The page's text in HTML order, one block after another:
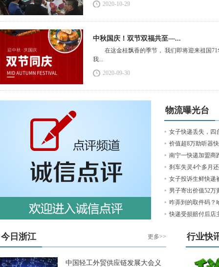
2020-10-29
中秋国庆！双节双福共至—...
在这金桂飘香的季节， 我们即将迎来祖国
我...
2020-09-30
物流曝光台
女子快递丢失，四
价值超8万助听器
南宁一快递加盟商
刹车失灵4个多月
女子投诉生鲜快递
男子寄出价值52万
咋弄到的取件码？
快递受损赔付后店
今日浙江 更多>>
中国轻工外贸供应链发展大会义
行业快